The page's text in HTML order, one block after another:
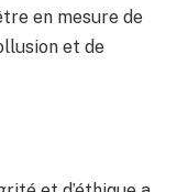
en mesure de
et de